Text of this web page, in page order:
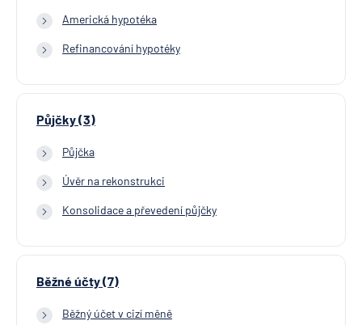
Americká hypotéka
Refinancování hypotéky
Půjčky (3)
Půjčka
Úvěr na rekonstrukci
Konsolidace a převedení půjčky
Běžné účty (7)
Běžný účet v cizí měně